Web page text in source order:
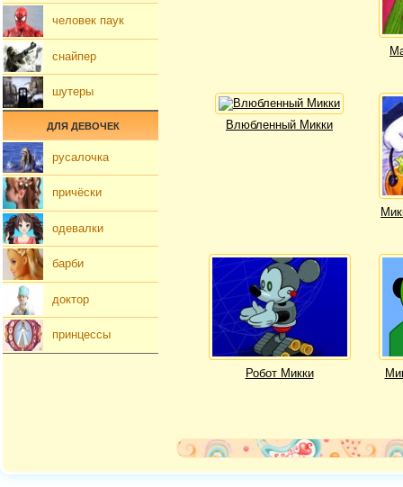
Влюбленный Микки
Робот Микки
человек паук
снайпер
шутеры
ДЛЯ ДЕВОЧЕК
русалочка
причёски
одевалки
барби
доктор
принцессы